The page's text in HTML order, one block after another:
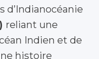
d’Indianocéanie
reliant une
Indien et de
histoire